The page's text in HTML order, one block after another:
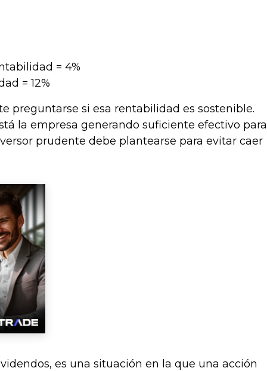
= 4%
= 12%
preguntarse si esa rentabilidad es sostenible.
la empresa generando suficiente efectivo para
prudente debe plantearse para evitar caer
es una situación en la que una acción